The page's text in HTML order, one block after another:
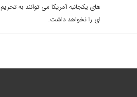
های یکجانبه آمریکا می توانند به
ای را نخواهد داشت.